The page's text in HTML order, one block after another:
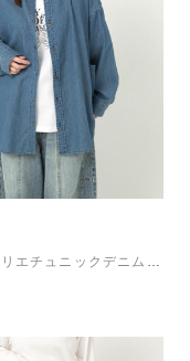
B2980 アトリエチュニックデニムシャツ